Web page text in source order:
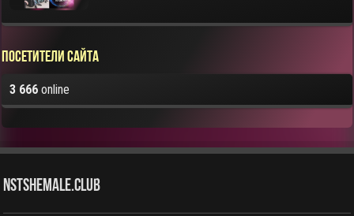
Посетители сайта
3 666 online
NstShemale.Club